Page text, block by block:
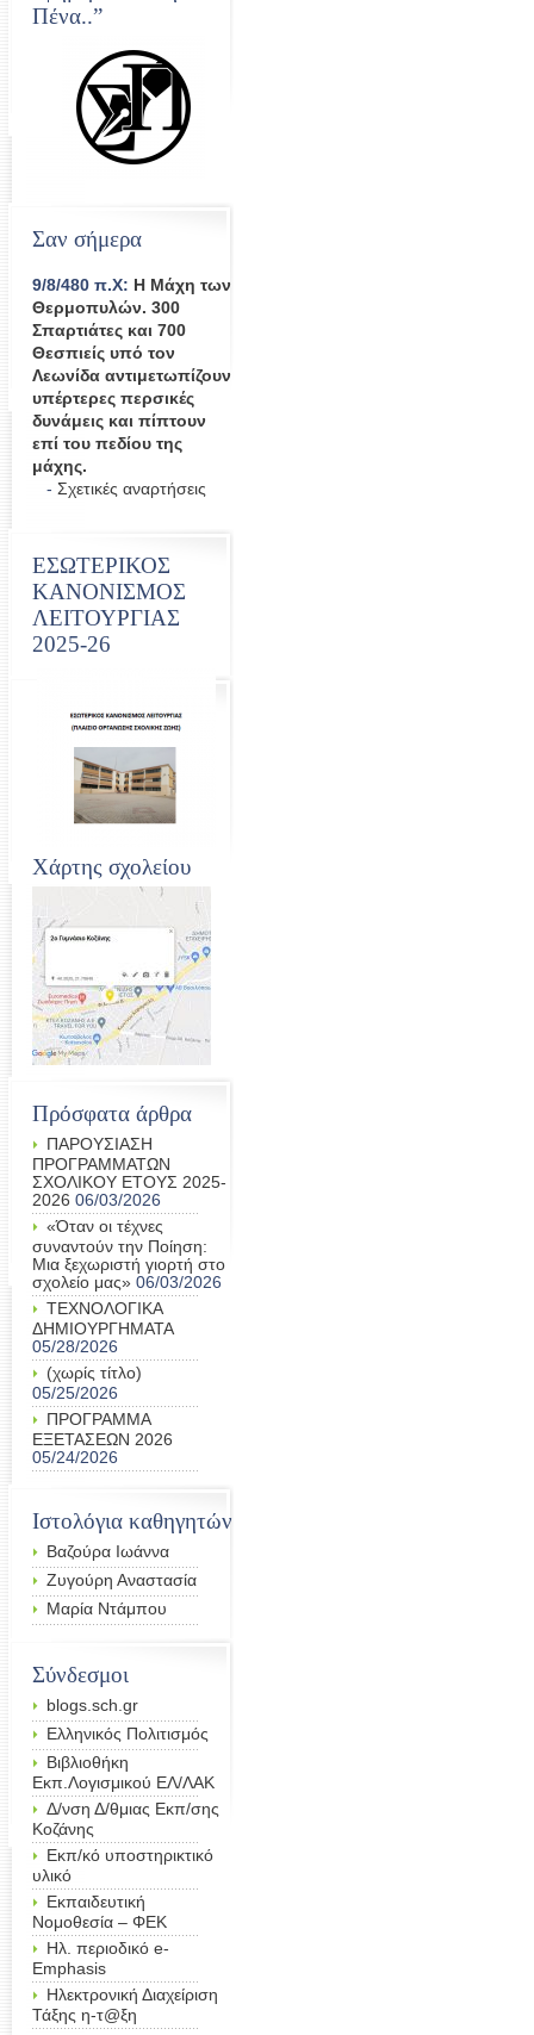
Πένα..”
Σαν σήμερα
9/8/480 π.Χ: Η Μάχη των
Θερμοπυλών. 300
Σπαρτιάτες και 700
Θεσπιείς υπό τον
Λεωνίδα αντιμετωπίζουν
υπέρτερες περσικές
δυνάμεις και πίπτουν
επί του πεδίου της
μάχης.
- Σχετικές αναρτήσεις
ΕΣΩΤΕΡΙΚΟΣ
ΚΑΝΟΝΙΣΜΟΣ
ΛΕΙΤΟΥΡΓΙΑΣ
2025-26
Χάρτης σχολείου
Πρόσφατα άρθρα
ΠΑΡΟΥΣΙΑΣΗ
ΠΡΟΓΡΑΜΜΑΤΩΝ
ΣΧΟΛΙΚΟΥ ΕΤΟΥΣ 2025-
2026 06/03/2026
«Όταν οι τέχνες
συναντούν την Ποίηση:
Μια ξεχωριστή γιορτή στο
σχολείο μας» 06/03/2026
ΤΕΧΝΟΛΟΓΙΚΑ
ΔΗΜΙΟΥΡΓΗΜΑΤΑ
05/28/2026
(χωρίς τίτλο)
05/25/2026
ΠΡΟΓΡΑΜΜΑ
ΕΞΕΤΑΣΕΩΝ 2026
05/24/2026
Ιστολόγια καθηγητών
Bαζούρα Ιωάννα
Ζυγούρη Αναστασία
Μαρία Ντάμπου
Σύνδεσμοι
blogs.sch.gr
Eλληνικός Πολιτισμός
Βιβλιοθήκη
Εκπ.Λογισμικού ΕΛ/ΛΑΚ
Δ/νση Δ/θμιας Εκπ/σης
Κοζάνης
Εκπ/κό υποστηρικτικό
υλικό
Εκπαιδευτική
Νομοθεσία – ΦΕΚ
Ηλ. περιοδικό e-
Emphasis
Ηλεκτρονική Διαχείριση
Τάξης η-τ@ξη